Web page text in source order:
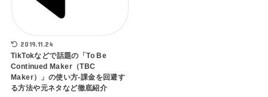
2019.11.24
TikTokなどで話題の「To Be
Continued Maker（TBC
Maker）」の使い方-課金を回避す
る方法や元ネタなど徹底紹介